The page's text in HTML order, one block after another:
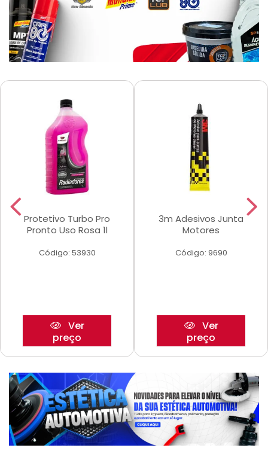
Protetivo Turbo Pro
Pronto Uso Rosa 1l
Código: 53930
Ver
preço
3m Adesivos Junta
Motores
Código: 9690
Ver
preço